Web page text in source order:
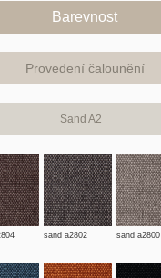
Barevnost
Provedení čalounění
Sand A2
sand a2802 sand a2800